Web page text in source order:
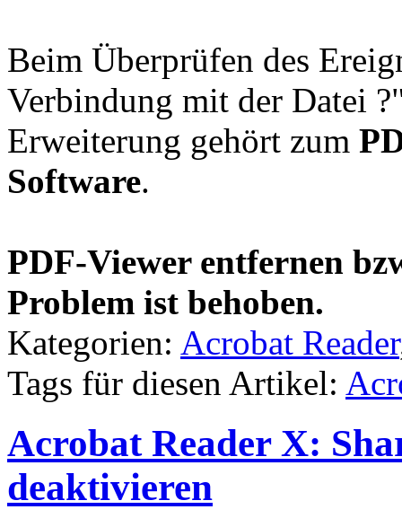
Beim Überprüfen des
Verbindung mit der Datei
Erweiterung gehört zum
Software.
PDF-Viewer entfernen
Problem ist behoben.
Kategorien: Acrobat Reader
Tags für diesen Artikel:
Acrobat Reader X:
deaktivieren